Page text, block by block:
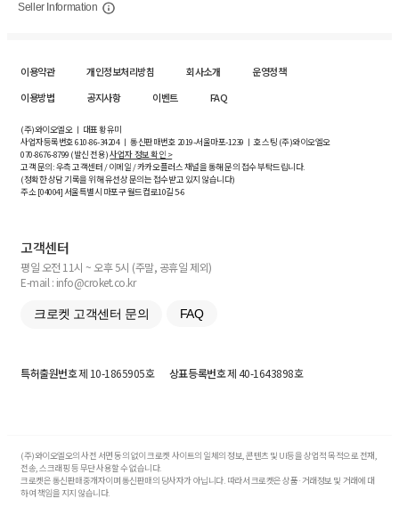
Seller Information
이용약관 개인정보처리방침 회사소개
운영정책
이용방법
공지사항 이벤트 FAQ
(주)와이오엘오 ㅣ 대표 황유미
사업자등록번호610-86-34204ㅣ 통신판매번호 2019-서울마포-1239 ㅣ 호스팅 (주)와이오엘오
070-8676-8799 (발신 전용)사업자 정보 확인 >
고객 문의: 우측 고객센터 / 이메일 / 카카오플러스 채널을 통해 문의 접수 부탁드립니다.
(정확한 상담 기록을 위해 유선상 문의는 접수받고 있지 않습니다)
주소 [04004] 서울특별시 마포구 월드컵로10길5-6
고객센터
평일 오전 11시 ~ 오후 5시 (주말, 공휴일 제외)
E-mail : info@croket.co.kr
크로켓 고객센터 문의 FAQ
특허출원번호제 10-1865905호 상표등록번호제 40-1643898호
(주)와이오엘오의 사전 서면 동의 없이 크로켓 사이트의 일체의 정보, 콘텐츠 및 UI등을 상업적 목적으로 전재,
전송, 스크래핑 등 무단 사용할 수 없습니다.
크로켓은 통신판매중개자이며 통신판매의 당사자가 아닙니다. 따라서 크로켓은 상품·거래정보 및 거래에 대
하여 책임을 지지 않습니다.